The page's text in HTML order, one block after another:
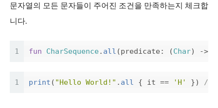
문자열의 모든 문자들이 주어진 조건을 만족하는지 체크합
니다.
1 fun CharSequence. all (predicate : (Char) ->
1 print ( "Hello World!" . all { it == 'H' }) //